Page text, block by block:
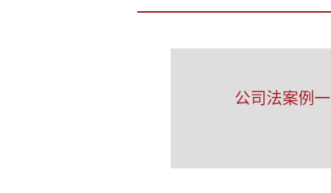
公司法案例一